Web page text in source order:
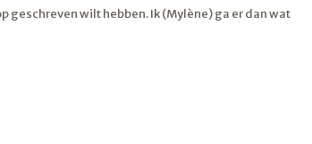
geschreven wilt hebben. Ik (Mylène) ga er dan wat